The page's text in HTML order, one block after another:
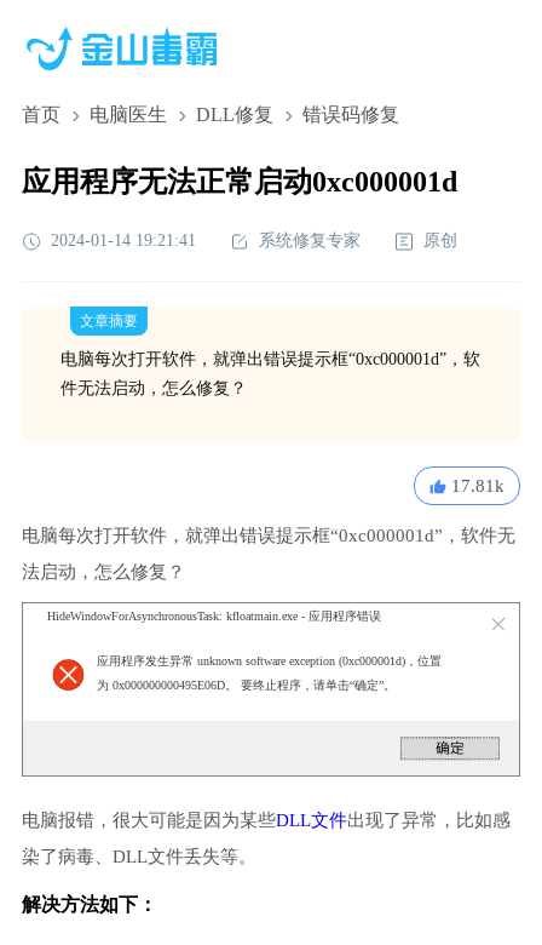
首页 电脑医生 DLL修复 错误码修复
应用程序无法正常启动0xc000001d
2024-01-14 19:21:41 系统修复专家 原创
文章摘要
电脑每次打开软件，就弹出错误提示框“0xc000001d”，软
件无法启动，怎么修复？
17.81k
电脑每次打开软件，就弹出错误提示框“0xc000001d”，软件无
法启动，怎么修复？
HideWindowForAsynchronousTask: kfloatmain.exe - 应用程序错误
应用程序发生异常 unknown software exception (0xc000001d)，位置
为 0x000000000495E06D。 要终止程序，请单击“确定”。
电脑报错，很大可能是因为某些DLL文件出现了异常，比如感
染了病毒、DLL文件丢失等。
解决方法如下：